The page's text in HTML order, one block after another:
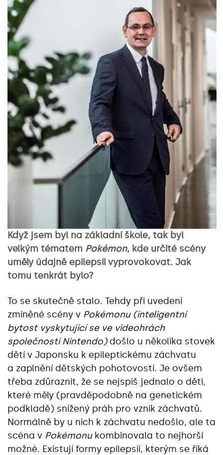
Když jsem byl na základní škole, tak byl
velkým tématem Pokémon, kde určité scény
uměly údajně epilepsii vyprovokovat. Jak
tomu tenkrát bylo?
To se skutečně stalo. Tehdy při uvedení
zmíněné scény v Pokémonu (inteligentní
bytost vyskytující se ve videohrách
společnosti Nintendo)došlo u několika stovek
dětí v Japonsku k epileptickému záchvatu
a zaplnění dětských pohotovostí. Je ovšem
třeba zdůraznit, že se nejspíš jednalo o děti,
které měly (pravděpodobně na genetickém
podkladě) snížený práh pro vznik záchvatů.
Normálně by u nich k záchvatu nedošlo, ale ta
scéna v Pokémonukombinovala to nejhorší
možné. Existují formy epilepsií, kterým se říká